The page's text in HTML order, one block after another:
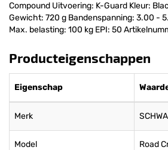
Compound Uitvoering: K-Guard Kleur:
Gewicht: 720 g Bandenspanning: 3.00 -
Max. belasting: 100 kg EPI: 50
Producteigenschappen
Eigenschap
Merk
Model Road